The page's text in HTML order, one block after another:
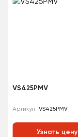
VS425PMV
Артикул: VS425PMV
Узнать цену